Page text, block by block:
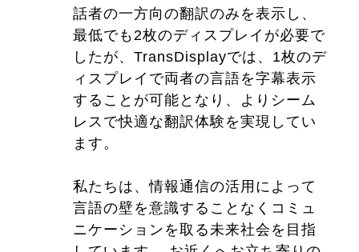
話者の一方向の翻訳のみを表示し、
最低でも2枚のディスプレイが必要で
したが、TransDisplayでは、1枚のデ
ィスプレイで両者の言語を字幕表示
することが可能となり、よりシーム
レスで快適な翻訳体験を実現してい
ます。
私たちは、情報通信の活用によって
言語の壁を意識することなくコミュ
ニケーションを取る未来社会を目指